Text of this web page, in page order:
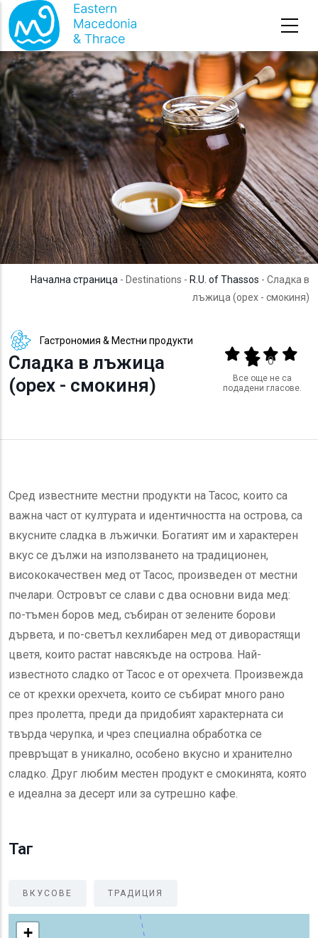
Премини към основното съдържание
Начална страница - Destinations - R.U. of Thassos - Сладка в
лъжица (орех - смокиня)
Гастрономия & Местни продукти
Сладка в лъжица
(орех - смокиня)
Output format
(star)(star)(star)
(star)
0
Все още не са
подадени гласове.
Сред известните местни продукти на Тасос, които са
важна част от културата и идентичността на острова, са
вкусните сладка в лъжички. Богатият им и характерен
вкус се дължи на използването на традиционен,
висококачествен мед от Тасос, произведен от местни
пчелари. Островът се слави с два основни вида мед:
по-тъмен боров мед, събиран от зелените борови
дървета, и по-светъл кехлибарен мед от диворастящи
цветя, които растат навсякъде на острова. Най-
известното сладко от Тасос е от орехчета. Произвежда
се от крехки орехчета, които се събират много рано
през пролетта, преди да придобият характерната си
твърда черупка, и чрез специална обработка се
превръщат в уникално, особено вкусно и хранително
сладко. Друг любим местен продукт е смокинята, която
е идеална за десерт или за сутрешно кафе.
Таг
ВКУСОВЕ ТРАДИЦИЯ
+